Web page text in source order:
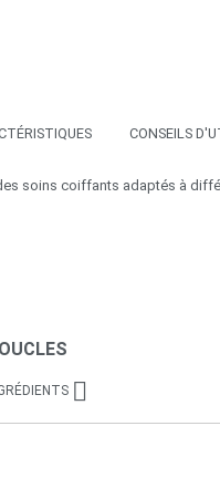
CONSEILS
soins coiffants adaptés à
